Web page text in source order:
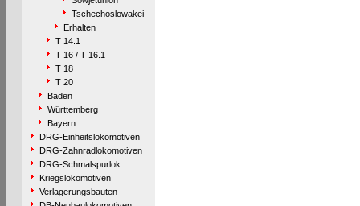
Tschechoslowakei
Erhalten
T 14.1
T 16 / T 16.1
T 18
T 20
Baden
Württemberg
Bayern
DRG-Einheitslokomotiven
DRG-Zahnradlokomotiven
DRG-Schmalspurlok.
Kriegslokomotiven
Verlagerungsbauten